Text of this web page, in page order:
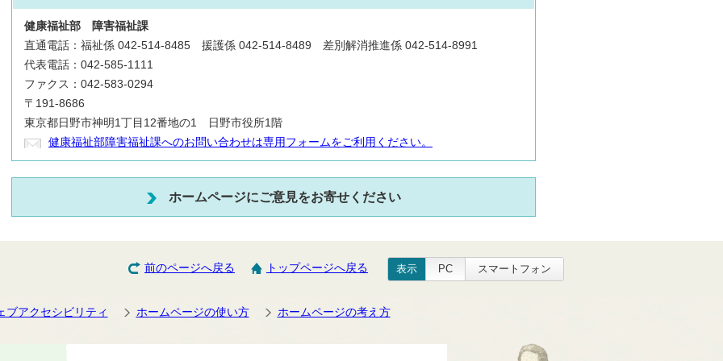
健康福祉部
障害福祉課
直通電話：福祉係 042-514-8485 援護係 042-514-8489 差別解消推進係 042-514-8991
代表電話：042-585-1111
ファクス：042-583-0294
〒191-8686
東京都日野市神明1丁目12番地の1 日野市役所1階
健康福祉部障害福祉課へのお問い合わせは専用フォームをご利用ください。
ホームページにご意見をお寄せください
前のページへ戻る トップページへ戻る 表示 PC スマートフォン
ブアクセシビリティ ホームページの使い方 ホームページの考え方